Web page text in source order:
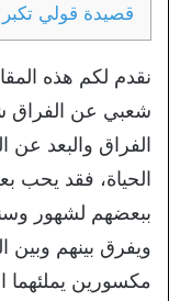
قصيدة قولي
نقدم لكم هذه
شعبي عن الفراق
الفراق والبعد
الحياة، فقد يحب
ببعضهم لشهور
ويفرق بينهم وبين
مكسورين يملئهما